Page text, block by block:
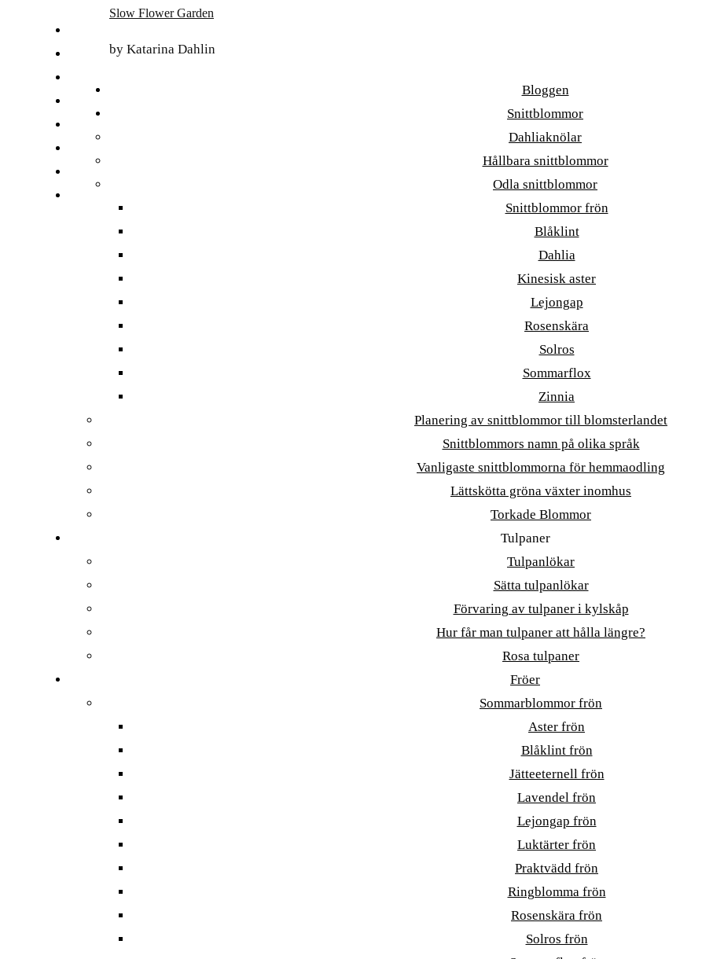
Slow Flower Garden
by Katarina Dahlin
Bloggen
Snittblommor
Dahliaknölar
Hållbara snittblommor
Odla snittblommor
Snittblommor frön
Blåklint
Dahlia
Kinesisk aster
Lejongap
Rosenskära
Solros
Sommarflox
Zinnia
Planering av snittblommor till blomsterlandet
Snittblommors namn på olika språk
Vanligaste snittblommorna för hemmaodling
Lättskötta gröna växter inomhus
Torkade Blommor
Tulpaner
Tulpanlökar
Sätta tulpanlökar
Förvaring av tulpaner i kylskåp
Hur får man tulpaner att hålla längre?
Rosa tulpaner
Fröer
Sommarblommor frön
Aster frön
Blåklint frön
Jätteeternell frön
Lavendel frön
Lejongap frön
Luktärter frön
Praktvädd frön
Ringblomma frön
Rosenskära frön
Solros frön